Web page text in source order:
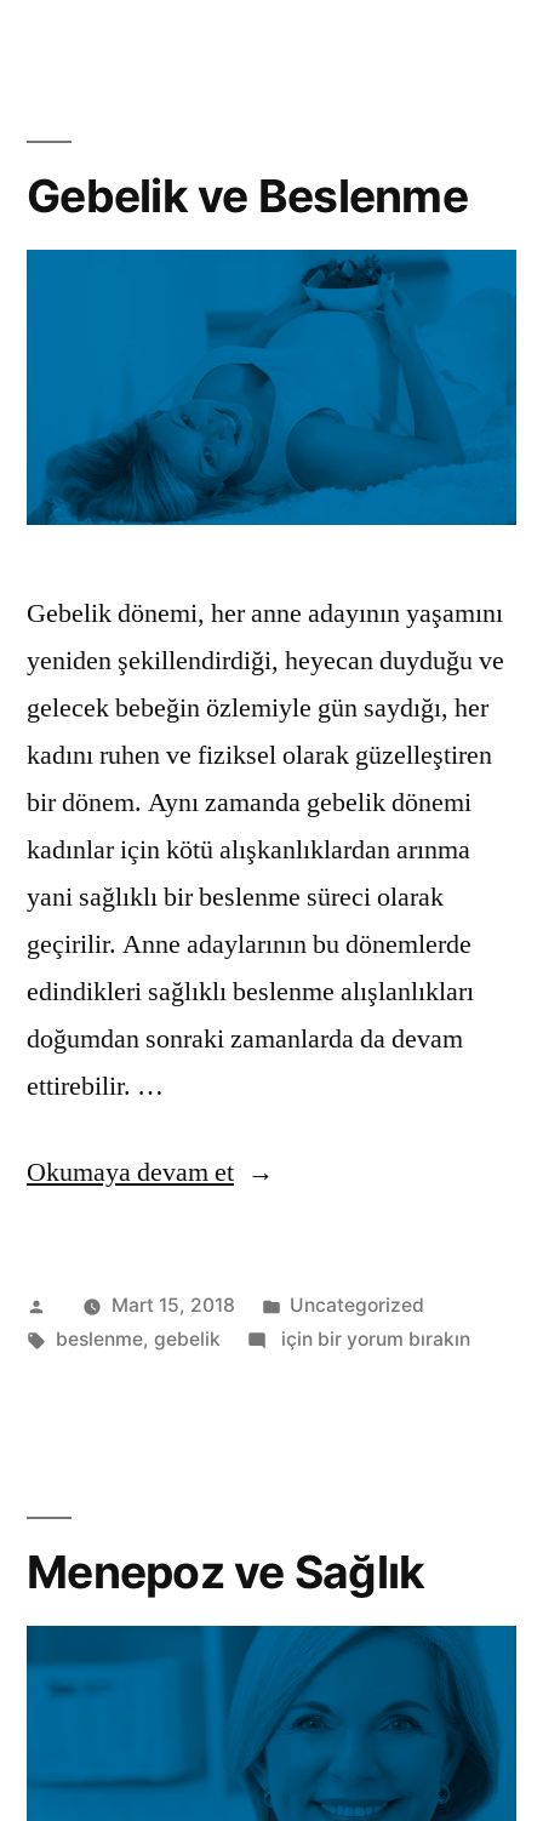
Gebelik ve Beslenme
Gebelik dönemi, her anne adayının yaşamını
yeniden şekillendirdiği, heyecan duyduğu ve
gelecek bebeğin özlemiyle gün saydığı, her
kadını ruhen ve fiziksel olarak güzelleştiren
bir dönem. Aynı zamanda gebelik dönemi
kadınlar için kötü alışkanlıklardan arınma
yani sağlıklı bir beslenme süreci olarak
geçirilir. Anne adaylarının bu dönemlerde
edindikleri sağlıklı beslenme alışlanlıkları
doğumdan sonraki zamanlarda da devam
ettirebilir. …
Okumaya devam et“Gebelik
Gönderen:Mart 15, 2018 Kategori:
Uncategorized
Etiketler:
beslenme, gebelik
Gebelik
için bir yorum bırakın
Menepoz ve Sağlık